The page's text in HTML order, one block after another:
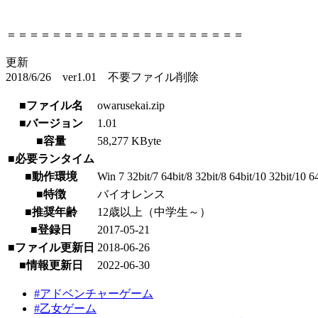
＝＝＝＝＝＝＝＝＝＝＝＝＝＝＝＝＝＝＝＝＝
更新
2018/6/26 ver1.01 不要ファイル削除
■ファイル名
owarusekai.zip
■バージョン
1.01
■容量
58,277 KByte
■必要ランタイム
■動作環境
Win 7 32bit/7 64bit/8 32bit/8 64bit/10 32bit/10
■特徴
バイオレンス
■推奨年齢
12歳以上（中学生～）
■登録日
2017-05-21
■ファイル更新日 2018-06-26
■情報更新日
2022-06-30
#アドベンチャーゲーム
#乙女ゲーム